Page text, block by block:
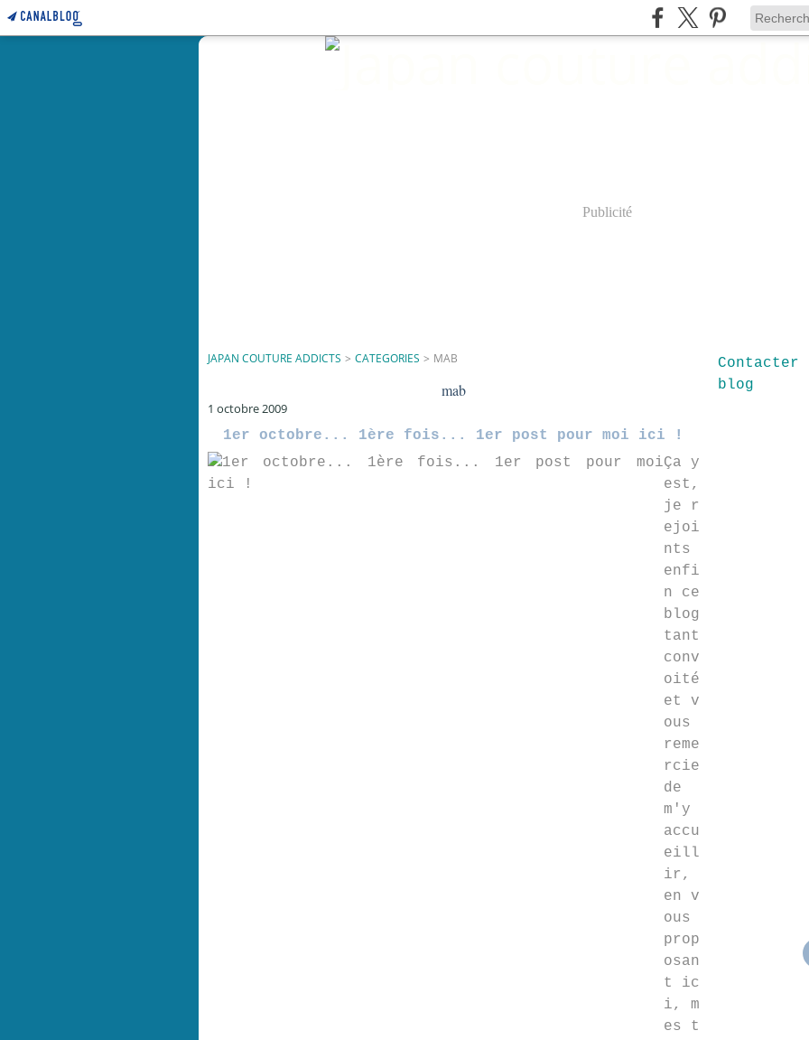
Publicité
JAPAN COUTURE ADDICTS > CATEGORIES > MAB
mab
1 octobre 2009
1er octobre... 1ère fois... 1er post pour moi ici !
Ça y
est,
je r
ejoi
nts
enfi
n ce
blog
tant
conv
oité
et v
ous
reme
rcie
de
m'y
accu
eill
ir,
en v
ous
prop
osan
t ic
i, m
es t
blog